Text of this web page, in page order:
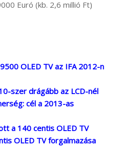
Euró (kb. 2,6 millió Ft)
OLED TV az IFA 2012-n
szer drágább az LCD-nél
cél a 2013-as
a 140 centis OLED TV
OLED TV forgalmazása